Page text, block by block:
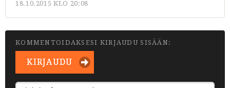
18.10.2015 KLO 20:08
KOMMENTOIDAKSESI KIRJAUDU SISÄÄN:
KIRJAUDU